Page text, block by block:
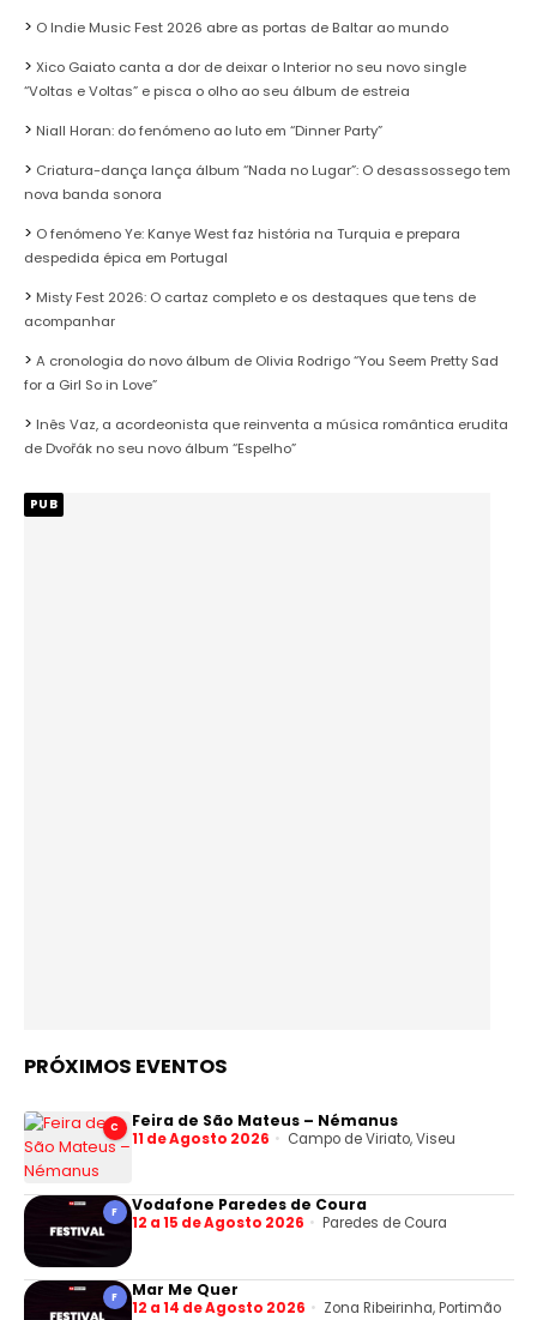
O Indie Music Fest 2026 abre as portas de Baltar ao mundo
Xico Gaiato canta a dor de deixar o Interior no seu novo single
“Voltas e Voltas” e pisca o olho ao seu álbum de estreia
Niall Horan: do fenómeno ao luto em “Dinner Party”
Criatura-dança lança álbum “Nada no Lugar”: O desassossego tem
nova banda sonora
O fenómeno Ye: Kanye West faz história na Turquia e prepara
despedida épica em Portugal
Misty Fest 2026: O cartaz completo e os destaques que tens de
acompanhar
A cronologia do novo álbum de Olivia Rodrigo “You Seem Pretty Sad
for a Girl So in Love”
Inês Vaz, a acordeonista que reinventa a música romântica erudita
de Dvořák no seu novo álbum “Espelho”
PUB
PRÓXIMOS EVENTOS
C Feira de São Mateus – Némanus
11 de Agosto 2026 Campo de Viriato, Viseu
F Vodafone Paredes de Coura
12 a 15 de Agosto 2026 Paredes de Coura
F Mar Me Quer
12 a 14 de Agosto 2026 Zona Ribeirinha, Portimão